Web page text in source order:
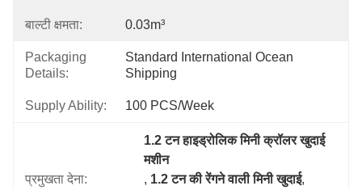
बाल्टी क्षमता: 0.03m³
Packaging
Details:
Standard International Ocean
Shipping
Supply Ability: 100 PCS/Week
प्रमुखता देना:
1.2 टन हाइड्रोलिक मिनी क्रॉलर खुदाई
मशीन
, 1.2 टन की रेंगने वाली मिनी खुदाई,